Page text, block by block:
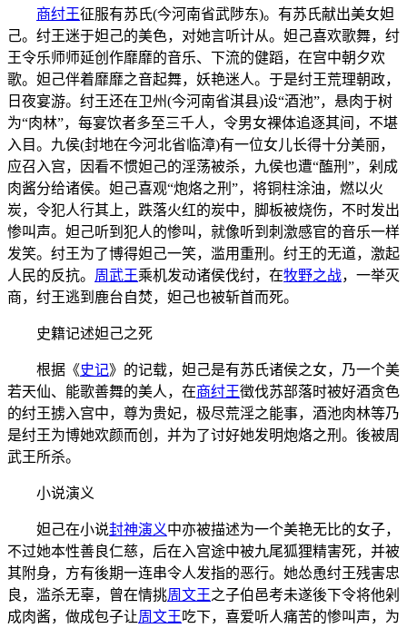
商纣王征服有苏氏(今河南省武陟东)。有苏氏献出美女妲
己。纣王迷于妲己的美色，对她言听计从。妲己喜欢歌舞，纣
王令乐师师延创作靡靡的音乐、下流的健蹈，在宫中朝夕欢
歌。妲己伴着靡靡之音起舞，妖艳迷人。于是纣王荒理朝政，
日夜宴游。纣王还在卫州(今河南省淇县)设“酒池”，悬肉于树
为“肉林”，每宴饮者多至三千人，令男女裸体追逐其间，不堪
入目。九侯(封地在今河北省临漳)有一位女儿长得十分美丽，
应召入宫，因看不惯妲己的淫荡被杀，九侯也遭“醢刑”，剁成
肉酱分给诸侯。妲己喜观“炮烙之刑”，将铜柱涂油，燃以火
炭，令犯人行其上，跌落火红的炭中，脚板被烧伤，不时发出
惨叫声。妲己听到犯人的惨叫，就像听到刺激感官的音乐一样
发笑。纣王为了博得妲己一笑，滥用重刑。纣王的无道，激起
人民的反抗。 周武王乘机发动诸侯伐纣，在牧野之战，一举灭
商，纣王逃到鹿台自焚，妲己也被斩首而死。
史籍记述妲己之死
根据《史记》的记载，妲己是有苏氏诸侯之女，乃一个美
若天仙、能歌善舞的美人，在商纣王徵伐苏部落时被好酒贪色
的纣王掳入宫中，尊为贵妃，极尽荒淫之能事，酒池肉林等乃
是纣王为博她欢颜而创，并为了讨好她发明炮烙之刑。後被周
武王所杀。
小说演义
妲己在小说封神演义中亦被描述为一个美艳无比的女子，
不过她本性善良仁慈，后在入宫途中被九尾狐狸精害死，并被
其附身，方有後期一连串令人发指的恶行。她怂恿纣王残害忠
良，滥杀无辜，曾在情挑周文王之子伯邑考未遂後下令将他剁
成肉酱，做成包子让周文王 吃下，喜爱听人痛苦的惨叫声，为